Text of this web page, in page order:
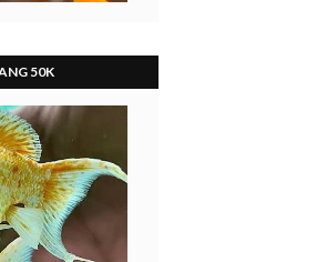
50K